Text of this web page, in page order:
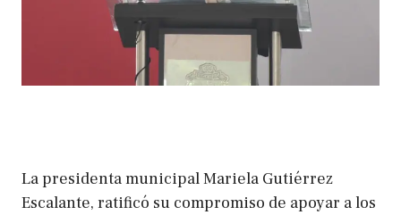
La presidenta municipal Mariela Gutiérrez
Escalante, ratificó su compromiso de apoyar a los